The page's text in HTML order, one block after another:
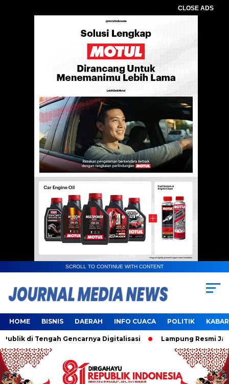
CLOSE ADS
SCROLL TO CONTINUE WITH CONTENT
HOME BISNIS DAERAH INFO CUACA POLITIK
di Tengah Gencarnya Digitalisasi Lampung Resmi Jadi